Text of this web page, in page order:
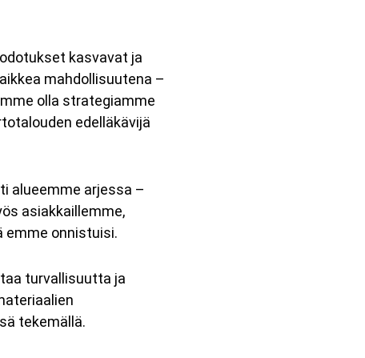
kasvavat ja
mahdollisuutena –
olla strategiamme
edelläkävijä
alueemme arjessa –
asiakkaillemme,
emme onnistuisi.
turvallisuutta ja
tekemällä.